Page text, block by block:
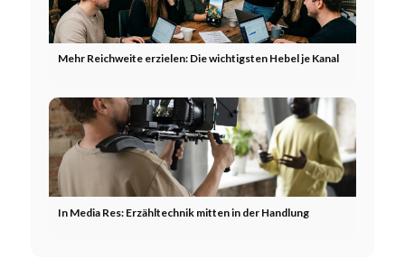
Mehr Reichweite erzielen: Die wichtigsten Hebel je Kanal
In Media Res: Erzähltechnik mitten in der Handlung